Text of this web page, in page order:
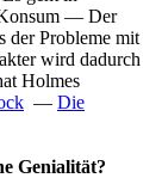
Konsum — Der
der Probleme mit
wird dadurch
Holmes
— Die
Genialität?